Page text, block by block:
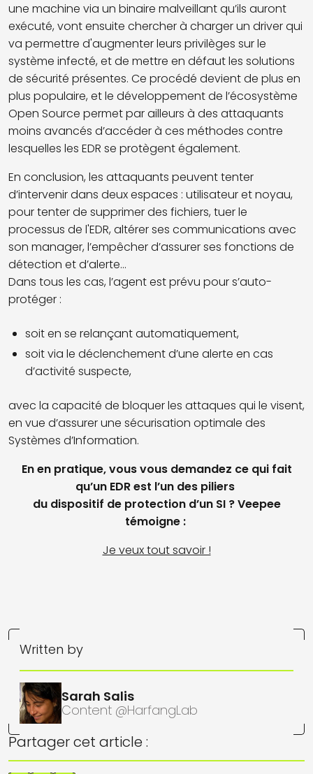
une machine via un binaire malveillant qu’ils auront
exécuté, vont ensuite chercher à charger un driver qui
va permettre d'augmenter leurs privilèges sur le
système infecté, et de mettre en défaut les solutions
de sécurité présentes. Ce procédé devient de plus en
plus populaire, et le développement de l’écosystème
Open Source permet par ailleurs à des attaquants
moins avancés d’accéder à ces méthodes contre
lesquelles les EDR se protègent également.
En conclusion, les attaquants peuvent tenter
d’intervenir dans deux espaces : utilisateur et noyau,
pour tenter de supprimer des fichiers, tuer le
processus de l'EDR, altérer ses communications avec
son manager, l’empêcher d’assurer ses fonctions de
détection et d’alerte...
Dans tous les cas, l’agent est prévu pour s’auto-
protéger :
soit en se relançant automatiquement,
soit via le déclenchement d’une alerte en cas
d’activité suspecte,
avec la capacité de bloquer les attaques qui le visent,
en vue d’assurer une sécurisation optimale des
Systèmes d’Information.
En en pratique, vous vous demandez ce qui fait
qu’un EDR est l’un des piliers
du dispositif de protection d’un SI ? Veepee
témoigne :
Je veux tout savoir !
Written by
Sarah Salis
Content @HarfangLab
Partager cet article :